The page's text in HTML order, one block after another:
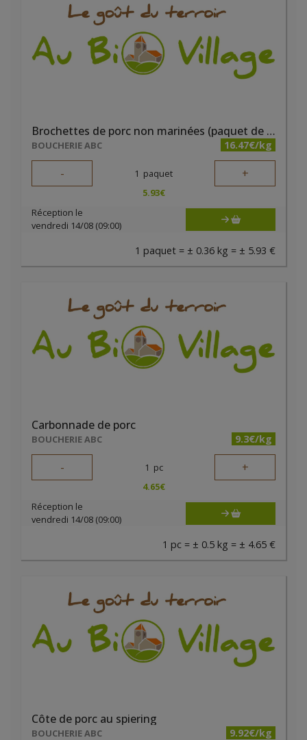
Brochettes de porc non marinées (paquet de 2 pièces)
BOUCHERIE ABC 16.47€/kg
- 1 paquet +
5.93€
Réception le
vendredi 14/08 (09:00)
1 paquet = ± 0.36 kg = ± 5.93 €
Carbonnade de porc
BOUCHERIE ABC 9.3€/kg
- 1 pc +
4.65€
Réception le
vendredi 14/08 (09:00)
1 pc = ± 0.5 kg = ± 4.65 €
Côte de porc au spiering
BOUCHERIE ABC 9.92€/kg